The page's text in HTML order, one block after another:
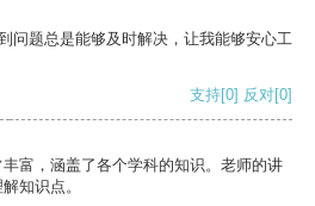
问题总是能够及时解决，让我能够安心工
支持[0] 反对[0]
富，涵盖了各个学科的知识。老师的讲
知识点。